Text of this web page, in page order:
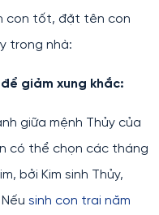
con tốt, đặt tên con
trong nhà:
giảm xung khắc:
giữa mệnh Thủy của
có thể chọn các tháng
bởi Kim sinh Thủy,
sinh con trai năm